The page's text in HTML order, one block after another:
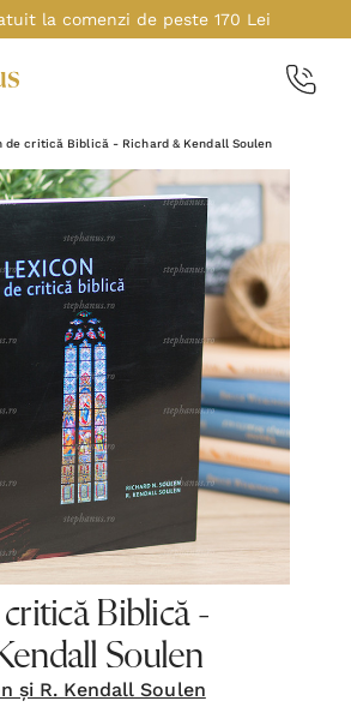
la comenzi de peste 170 Lei
de critică Biblică - Richard & Kendall Soulen
Biblică -
Soulen
și R. Kendall Soulen